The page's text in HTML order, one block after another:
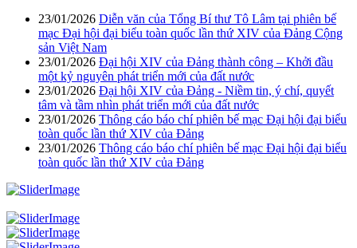
23/01/2026 Diễn văn của Tổng Bí thư Tô Lâm tại phiên bế
mạc Đại hội đại biểu toàn quốc lần thứ XIV của Đảng Cộng
sản Việt Nam
23/01/2026 Đại hội XIV của Đảng thành công – Khởi đầu
một kỷ nguyên phát triển mới của đất nước
23/01/2026 Đại hội XIV của Đảng - Niềm tin, ý chí, quyết
tâm và tầm nhìn phát triển mới của đất nước
23/01/2026 Thông cáo báo chí phiên bế mạc Đại hội đại biểu
toàn quốc lần thứ XIV của Đảng
23/01/2026 Thông cáo báo chí phiên bế mạc Đại hội đại biểu
toàn quốc lần thứ XIV của Đảng